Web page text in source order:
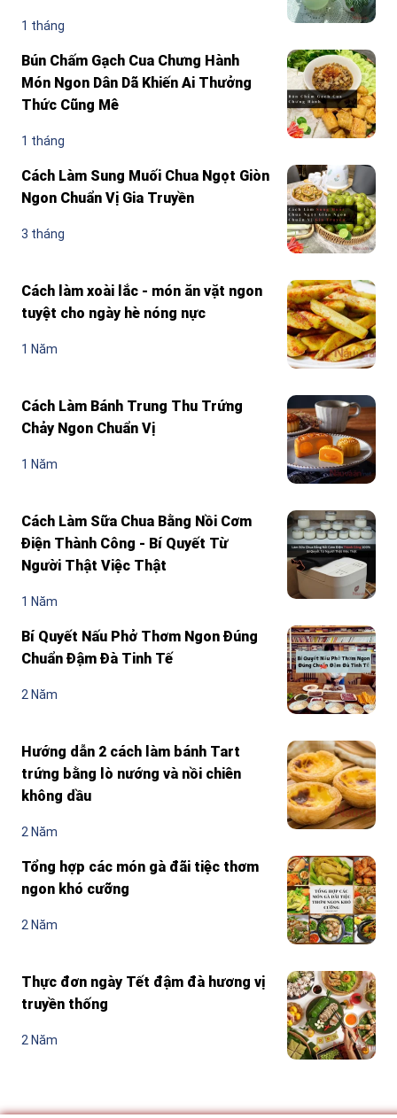
1 tháng
Bún Chấm Gạch Cua Chưng Hành
Món Ngon Dân Dã Khiến Ai Thưởng
Thức Cũng Mê
1 tháng
Cách Làm Sung Muối Chua Ngọt Giòn
Ngon Chuẩn Vị Gia Truyền
3 tháng
Cách làm xoài lắc - món ăn vặt ngon
tuyệt cho ngày hè nóng nực
1 Năm
Cách Làm Bánh Trung Thu Trứng
Chảy Ngon Chuẩn Vị
1 Năm
Cách Làm Sữa Chua Bằng Nồi Cơm
Điện Thành Công - Bí Quyết Từ
Người Thật Việc Thật
1 Năm
Bí Quyết Nấu Phở Thơm Ngon Đúng
Chuẩn Đậm Đà Tinh Tế
2 Năm
Hướng dẫn 2 cách làm bánh Tart
trứng bằng lò nướng và nồi chiên
không dầu
2 Năm
Tổng hợp các món gà đãi tiệc thơm
ngon khó cưỡng
2 Năm
Thực đơn ngày Tết đậm đà hương vị
truyền thống
2 Năm